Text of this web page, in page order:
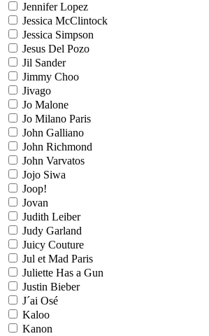
Jennifer Lopez
Jessica McClintock
Jessica Simpson
Jesus Del Pozo
Jil Sander
Jimmy Choo
Jivago
Jo Malone
Jo Milano Paris
John Galliano
John Richmond
John Varvatos
Jojo Siwa
Joop!
Jovan
Judith Leiber
Judy Garland
Juicy Couture
Jul et Mad Paris
Juliette Has a Gun
Justin Bieber
J´ai Osé
Kaloo
Kanon